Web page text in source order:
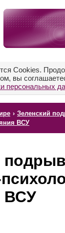
Cookies.
вы
персональных
› Зеленский
ВСУ
ВСУ